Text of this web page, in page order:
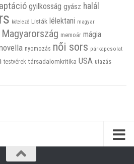
gyilkosság gyász halál
kötelező Listák lélektani magyar
Magyarország memoár mágia
nyomozás női sors párkapcsolat
testvérek társadalomkritika USA utazás